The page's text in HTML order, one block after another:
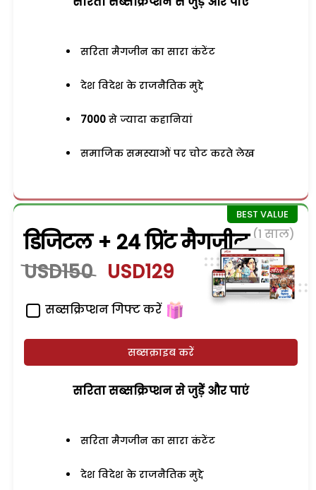
सरिता मैगजीन का सारा कंटेंट
देश विदेश के राजनैतिक मुद्दे
7000 से ज्यादा कहानियां
समाजिक समस्याओं पर चोट करते लेख
डिजिटल + 24 प्रिंट मैगजीन (1 साल)
USD150 USD129
सब्सक्रिप्शन गिफ्ट करें
सब्सक्राइब करें
सरिता सब्सक्रिप्शन से जुड़ेें और पाएं
सरिता मैगजीन का सारा कंटेंट
देश विदेश के राजनैतिक मुद्दे